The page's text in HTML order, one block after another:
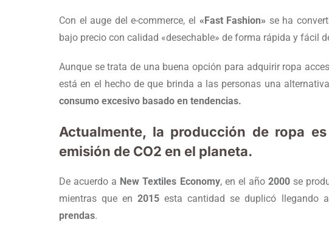
Con el auge del e-commerce, el «Fast Fashion» se ha
bajo precio con calidad «desechable» de forma rápida y fácil
Aunque se trata de una buena opción para adquirir ropa
está en el hecho de que brinda a las personas una
consumo excesivo basado en tendencias.
Actualmente, la producción de ropa
emisión de CO2 en el planeta.
De acuerdo a New Textiles Economy, en el año2000 se
mientras que en2015 esta cantidad se duplicó llegando
prendas.